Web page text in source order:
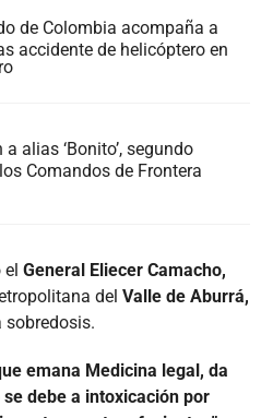
de Colombia acompaña a
accidente de helicóptero en
a alias ‘Bonito’, segundo
Comandos de Frontera
el General Eliecer Camacho,
del Valle de Aburrá,
sobredosis.
emana Medicina legal, da
debe a intoxicación por